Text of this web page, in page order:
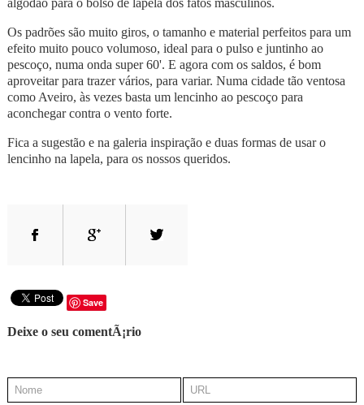
algodão para o bolso de lapela dos fatos masculinos.
Os padrões são muito giros, o tamanho e material perfeitos para um
efeito muito pouco volumoso, ideal para o pulso e juntinho ao
pescoço, numa onda super 60'. E agora com os saldos, é bom
aproveitar para trazer vários, para variar. Numa cidade tão ventosa
como Aveiro, às vezes basta um lencinho ao pescoço para
aconchegar contra o vento forte.
Fica a sugestão e na galeria inspiração e duas formas de usar o
lencinho na lapela, para os nossos queridos.
Save
Deixe o seu comentÃ¡rio